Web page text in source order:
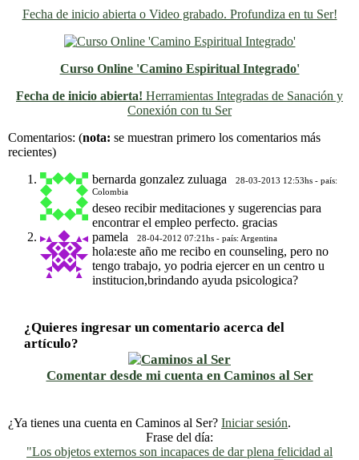
Fecha de inicio abierta o Video grabado. Profundiza en tu Ser!
Curso Online 'Camino Espiritual Integrado'
Fecha de inicio abierta! Herramientas Integradas de Sanación y
Conexión con tu Ser
Previo
Siguiente
Comentarios: (nota: se muestran primero los comentarios más
recientes)
bernarda gonzalez zuluaga
28-03-2013 12:53hs - país:
Colombia
deseo recibir meditaciones y sugerencias para
encontrar el empleo perfecto. gracias
pamela
28-04-2012 07:21hs - país: Argentina
hola:este año me recibo en counseling, pero no
tengo trabajo, yo podria ejercer en un centro u
institucion,brindando ayuda psicologica?
¿Quieres ingresar un comentario acerca del
artículo?
Comentar desde mi cuenta en Caminos al Ser
¿Ya tienes una cuenta en Caminos al Ser? Iniciar sesión.
Frase del día:
"Los objetos externos son incapaces de dar plena felicidad al